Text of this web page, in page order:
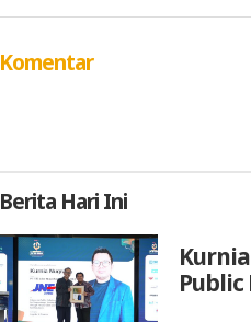
Komentar
Berita Hari Ini
Public